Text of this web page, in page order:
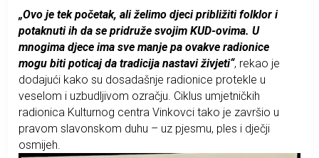
„Ovo je tek početak, ali želimo djeci približiti folklor i
potaknuti ih da se pridruže svojim KUD-ovima. U
mnogima djece ima sve manje pa ovakve radionice
mogu biti poticaj da tradicija nastavi živjeti“, rekao je
dodajući kako su dosadašnje radionice protekle u
veselom i uzbudljivom ozračju. Ciklus umjetničkih
radionica Kulturnog centra Vinkovci tako je završio u
pravom slavonskom duhu – uz pjesmu, ples i dječji
osmijeh.